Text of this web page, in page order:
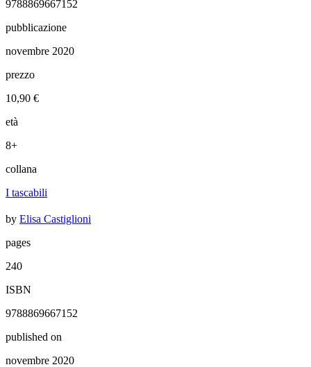
9788869667152
pubblicazione
novembre 2020
prezzo
10,90 €
età
8+
collana
I tascabili
by Elisa Castiglioni
pages
240
ISBN
9788869667152
published on
novembre 2020